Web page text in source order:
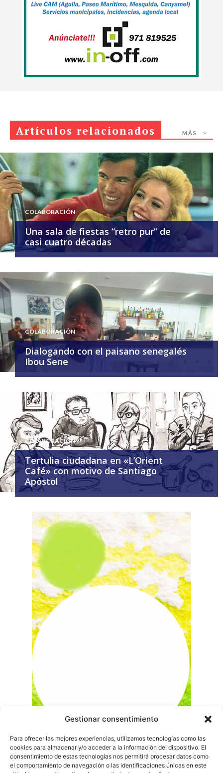
Gestionar consentimiento
Para ofrecer las mejores experiencias, utilizamos tecnologías como las
cookies para almacenar y/o acceder a la información del dispositivo. El
consentimiento de estas tecnologías nos permitirá procesar datos como
el comportamiento de navegación o las identificaciones únicas en este
Artículos relacionados MÁS
COLABORACIÓN
Una sala de fiestas “retro pur” de
casi cuatro décadas
COLABORACIÓN
Dialogando con el paisano senegalés
Ibou Sene
COLABORACIÓN
Tertulia ciudadana en «L’Orient
Café» con motivo de Santiago
Apóstol